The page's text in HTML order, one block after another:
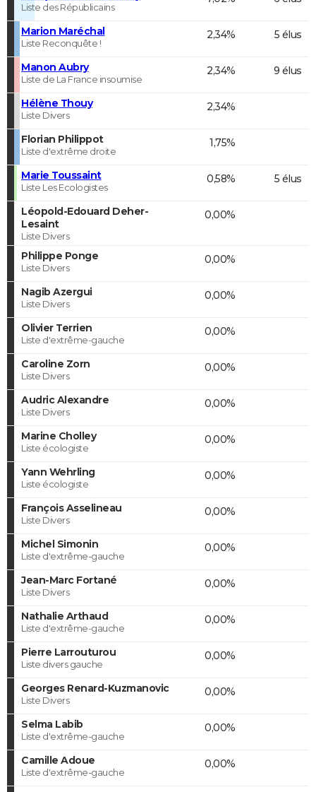
Liste des Républicains
Marion Maréchal
Liste Reconquête !
2,34% 5 élus
Manon Aubry
Liste de La France insoumise
2,34% 9 élus
Hélène Thouy
Liste Divers
2,34%
Florian Philippot
Liste d'extrême droite
1,75%
Marie Toussaint
Liste Les Ecologistes
0,58% 5 élus
Léopold-Edouard Deher-
Lesaint
Liste Divers
0,00%
Philippe Ponge
Liste Divers
0,00%
Nagib Azergui
Liste Divers
0,00%
Olivier Terrien
Liste d'extrême-gauche
0,00%
Caroline Zorn
Liste Divers
0,00%
Audric Alexandre
Liste Divers
0,00%
Marine Cholley
Liste écologiste
0,00%
Yann Wehrling
Liste écologiste
0,00%
François Asselineau
Liste Divers
0,00%
Michel Simonin
Liste d'extrême-gauche
0,00%
Jean-Marc Fortané
Liste Divers
0,00%
Nathalie Arthaud
Liste d'extrême-gauche
0,00%
Pierre Larrouturou
Liste divers gauche
0,00%
Georges Renard-Kuzmanovic
Liste Divers
0,00%
Selma Labib
Liste d'extrême-gauche
0,00%
Camille Adoue
Liste d'extrême-gauche
0,00%